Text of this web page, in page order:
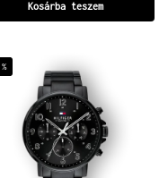
Kosárba teszem